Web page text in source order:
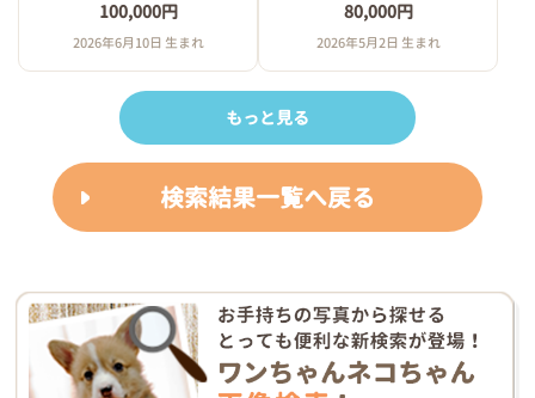
100,000円
2026年6月10日 生まれ
80,000円
2026年5月2日 生まれ
もっと見る
検索結果一覧へ戻る